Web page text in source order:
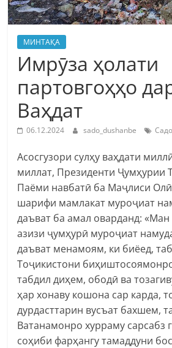
МИНТАҚА
Имрӯза ҳолати
партовгоҳҳо
Ваҳдат
06.12.2024 sado_dushanbe
Асосгузори сулҳу ваҳдати
миллат, Президенти Ҷумҳурии
Паёми навбатӣ ба Маҷлиси
шарифи мамлакат муроҷиат
даъват ба амал оварданд:
азизи ҷумҳурӣ муроҷиат
даъват менамоям, ки биёед,
Тоҷикистони
табдил диҳем, ободӣ ва
ҳар хонаву кошона сар карда,
дурдасттарин вусъат бахшем,
Ватанамонро хурраму сарсабз
соҳиби фарҳангу тамаддуни